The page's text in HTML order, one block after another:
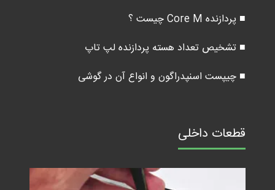
■ پردازنده Core M چیست ؟
■ تشخیص تعداد هسته پردازنده لپ تاپ
■ چیپست اسنپدراگون و انواع آن در گوشی
قطعات داخلی